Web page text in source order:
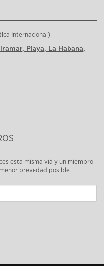
Internacional)
Playa, La Habana,
esta misma vía y un miembro
brevedad posible.